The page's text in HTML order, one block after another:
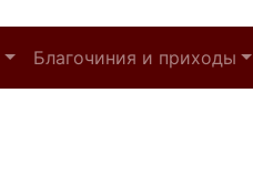
Благочиния и приходы